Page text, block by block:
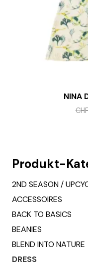
NINA
CHF
variants.
The
options
may
be
chosen
Produkt-
2ND SEASON /
ACCESSOIRES
BACK TO BASICS
BEANIES
BLEND INTO NATURE
DRESS